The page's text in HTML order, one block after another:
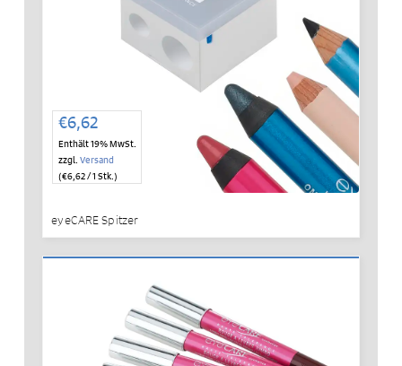
€6,62
Enthält 19% MwSt.
zzgl. Versand
(€6,62/ 1 Stk.)
eyeCARE Spitzer